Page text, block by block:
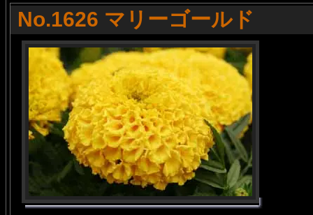
No.1626 マリーゴールド